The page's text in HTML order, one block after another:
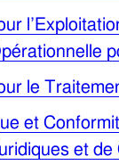
le
et
et